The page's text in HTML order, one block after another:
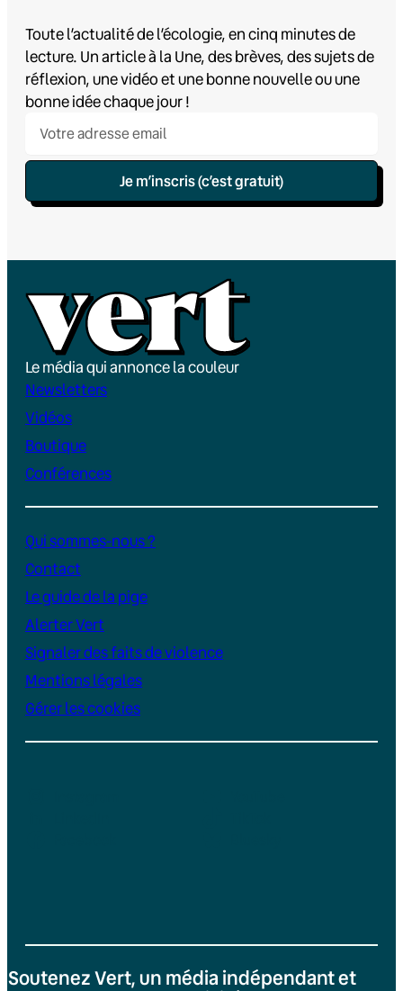
Toute l’actualité de l’écologie, en cinq minutes de
lecture. Un article à la Une, des brèves, des sujets de
réflexion, une vidéo et une bonne nouvelle ou une
bonne idée chaque jour !
Je m’inscris (c’est gratuit)
Le média qui annonce la couleur
Newsletters
Vidéos
Boutique
Conférences
Qui sommes-nous ?
Contact
Le guide de la pige
Alerter Vert
Signaler des faits de violence
Mentions légales
Gérer les cookies
Soutenez Vert, un média indépendant et